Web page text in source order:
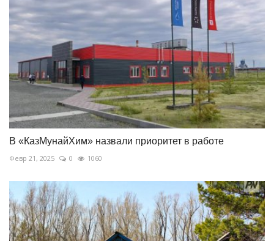
В «КазМунайХим» назвали приоритет в работе
Февр 21, 2025 0 1060